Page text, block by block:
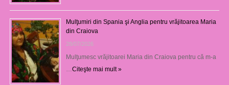
Mulţumiri din Spania şi Anglia pentru vrăjitoarea Maria
din Craiova
28/07/2026
Mulţumesc vrăjitoarei Maria din Craiova pentru că m-a
Citeşte mai mult »